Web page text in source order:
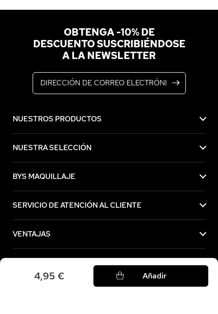
4,95 € Añadir
OBTENGA -10% DE
DESCUENTO SUSCRIBIÉNDOSE
A LA NEWSLETTER
NUESTROS PRODUCTOS
NUESTRA SELECCIÓN
BYS MAQUILLAJE
SERVICIO DE ATENCIÓN AL CLIENTE
VENTAJAS